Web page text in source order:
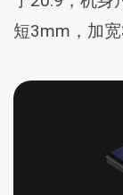
短3mm，加